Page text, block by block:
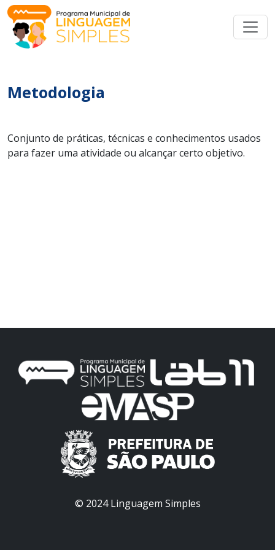
Metodologia
Conjunto de práticas, técnicas e conhecimentos usados
para fazer uma atividade ou alcançar certo objetivo.
© 2024 Linguagem Simples